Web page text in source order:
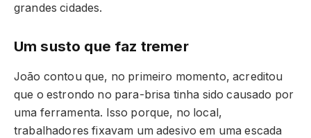
grandes cidades.
Um susto que faz tremer
João contou que, no primeiro momento, acreditou
que o estrondo no para-brisa tinha sido causado por
uma ferramenta. Isso porque, no local,
trabalhadores fixavam um adesivo em uma escada